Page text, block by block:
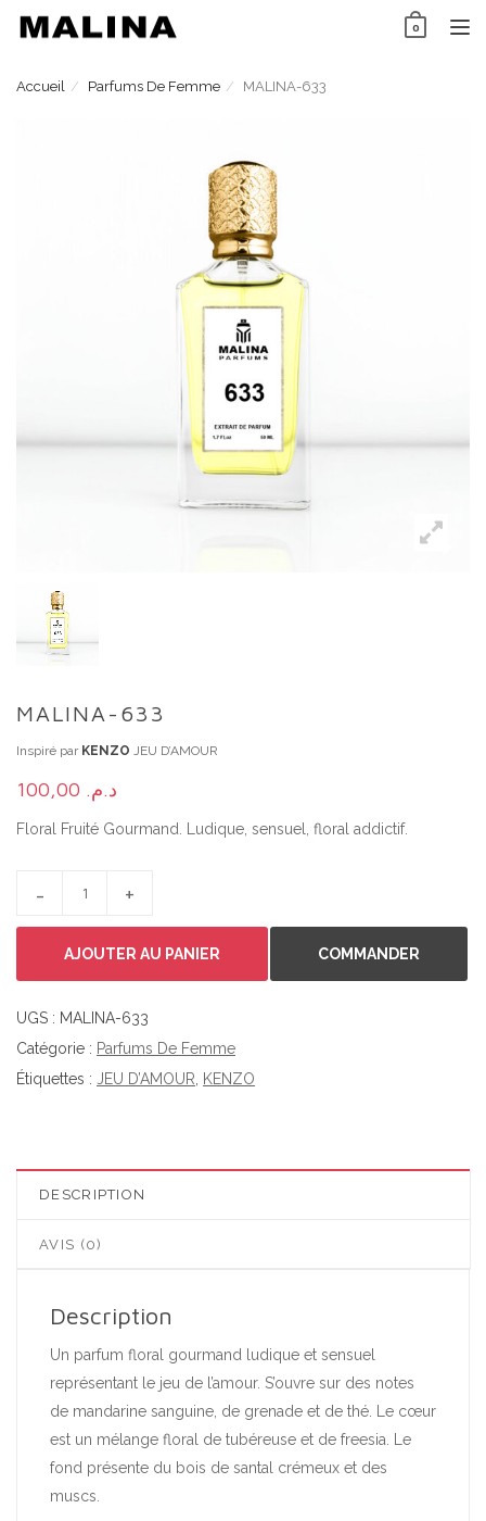
0
Accueil Parfums De Femme MALINA-633
MALINA-633
Inspiré par KENZO JEU D’AMOUR
د.م.
Floral Fruité Gourmand. Ludique, sensuel, floral addictif.
AJOUTER AU PANIER COMMANDER
UGS : MALINA-633
Catégorie : Parfums De Femme
Étiquettes : JEU D’AMOUR KENZO
DESCRIPTION
AVIS (0)
Description
Un parfum floral gourmand ludique et sensuel
représentant le jeu de l’amour. S’ouvre sur des notes
de mandarine sanguine, de grenade et de thé. Le cœur
est un mélange floral de tubéreuse et de freesia. Le
fond présente du bois de santal crémeux et des
muscs.